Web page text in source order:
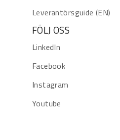
Leverantörsguide (EN)
FÖLJ OSS
LinkedIn
Facebook
Instagram
Youtube